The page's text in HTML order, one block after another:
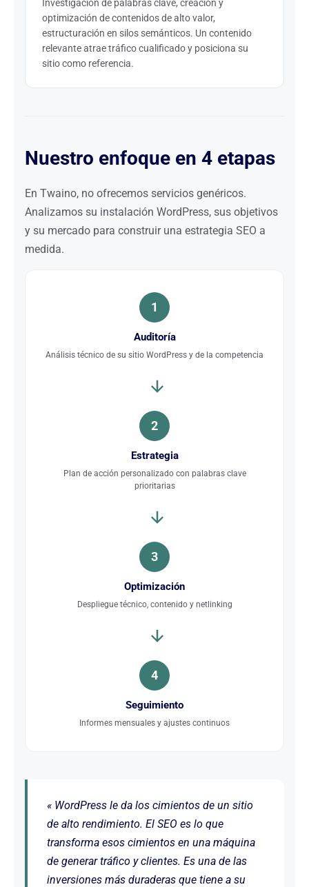
Investigación de palabras clave, creación y
optimización de contenidos de alto valor,
estructuración en silos semánticos. Un contenido
relevante atrae tráfico cualificado y posiciona su
sitio como referencia.
Nuestro enfoque en 4 etapas
En Twaino, no ofrecemos servicios genéricos.
Analizamos su instalación WordPress, sus objetivos
y su mercado para construir una estrategia SEO a
medida.
1
Auditoría
Análisis técnico de su sitio WordPress y de la competencia
2
Estrategia
Plan de acción personalizado con palabras clave
prioritarias
3
Optimización
Despliegue técnico, contenido y netlinking
4
Seguimiento
Informes mensuales y ajustes continuos
« WordPress le da los cimientos de un sitio
de alto rendimiento. El SEO es lo que
transforma esos cimientos en una máquina
de generar tráfico y clientes. Es una de las
inversiones más duraderas que tiene a su